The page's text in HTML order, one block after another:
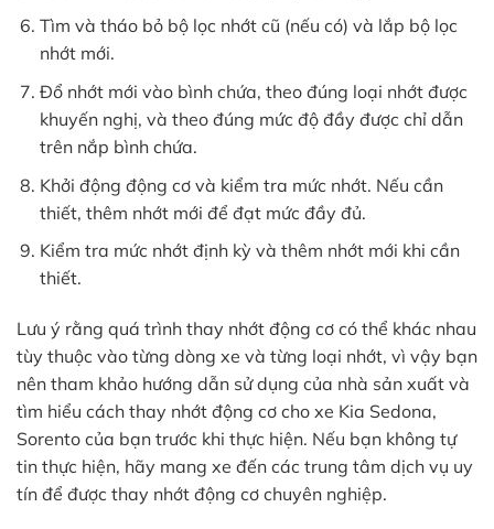
Tìm và tháo bỏ bộ lọc nhớt cũ (nếu có) và lắp bộ lọc
nhớt mới.
Đổ nhớt mới vào bình chứa, theo đúng loại nhớt được
khuyến nghị, và theo đúng mức độ đầy được chỉ dẫn
trên nắp bình chứa.
Khởi động động cơ và kiểm tra mức nhớt. Nếu cần
thiết, thêm nhớt mới để đạt mức đầy đủ.
Kiểm tra mức nhớt định kỳ và thêm nhớt mới khi cần
thiết.
Lưu ý rằng quá trình thay nhớt động cơ có thể khác nhau
tùy thuộc vào từng dòng xe và từng loại nhớt, vì vậy bạn
nên tham khảo hướng dẫn sử dụng của nhà sản xuất và
tìm hiểu cách thay nhớt động cơ cho xe Kia Sedona,
Sorento của bạn trước khi thực hiện. Nếu bạn không tự
tin thực hiện, hãy mang xe đến các trung tâm dịch vụ uy
tín để được thay nhớt động cơ chuyên nghiệp.